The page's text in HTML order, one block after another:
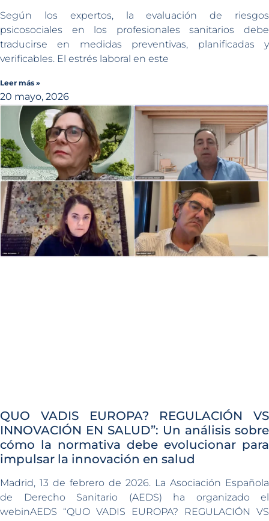
Según los expertos, la evaluación de riesgos
psicosociales en los profesionales sanitarios debe
traducirse en medidas preventivas, planificadas y
verificables. El estrés laboral en este
Leer más »
20 mayo, 2026
QUO VADIS EUROPA? REGULACIÓN VS
INNOVACIÓN EN SALUD”: Un análisis sobre
cómo la normativa debe evolucionar para
impulsar la innovación en salud
Madrid, 13 de febrero de 2026. La Asociación Española
de Derecho Sanitario (AEDS) ha organizado el
webinAEDS “QUO VADIS EUROPA? REGULACIÓN VS